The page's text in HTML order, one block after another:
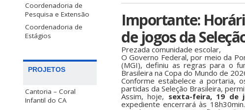
Coordenadoria de
Pesquisa e Extensão
Coordenadoria de
Estágios
PROJETOS
Cantoria – Coral
Infantil do CA
Importante:
de jogos da
Prezada comunidade escolar,
O Governo Federal, por meio da
(MGI), definiu as regras para o
Brasileira na Copa do Mundo de
Conforme estabelece a portaria,
partidas da Seleção Brasileira,
Assim, hoje, sexta-feira, 19 de
expediente encerrará às